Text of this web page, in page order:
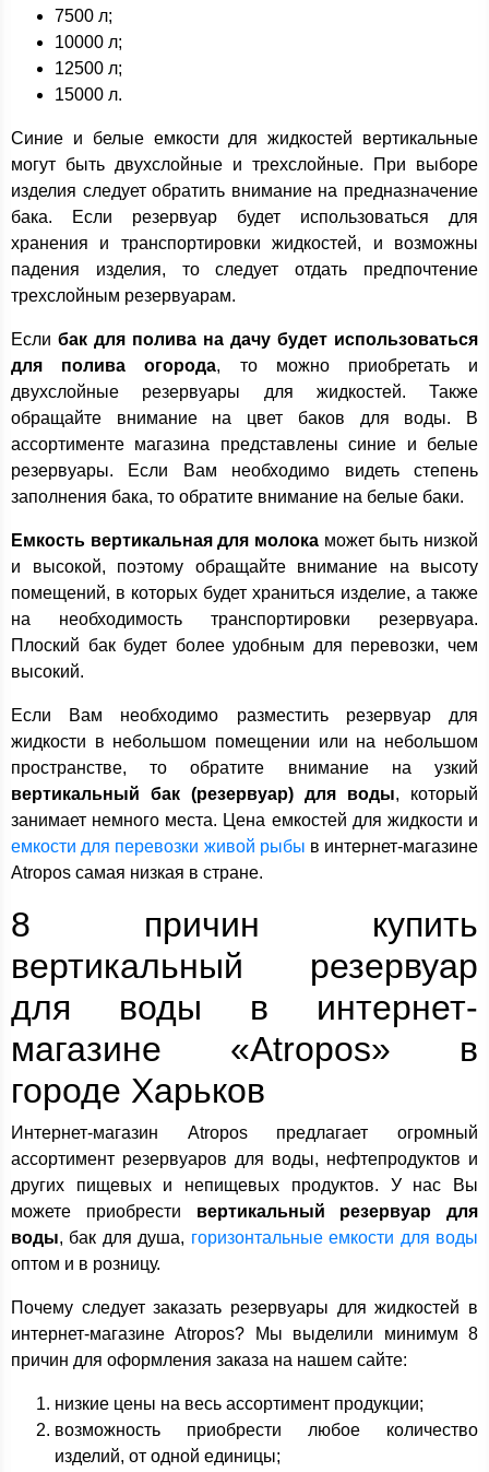
7500 л;
10000 л;
12500 л;
15000 л.
Синие и белые емкости для жидкостей вертикальные
могут быть двухслойные и трехслойные. При выборе
изделия следует обратить внимание на предназначение
бака. Если резервуар будет использоваться для
хранения и транспортировки жидкостей, и возможны
падения изделия, то следует отдать предпочтение
трехслойным резервуарам.
Если бак для полива на дачу будет использоваться
для полива огорода, то можно приобретать и
двухслойные резервуары для жидкостей. Также
обращайте внимание на цвет баков для воды. В
ассортименте магазина представлены синие и белые
резервуары. Если Вам необходимо видеть степень
заполнения бака, то обратите внимание на белые баки.
Емкость вертикальная для молока может быть низкой
и высокой, поэтому обращайте внимание на высоту
помещений, в которых будет храниться изделие, а также
на необходимость транспортировки резервуара.
Плоский бак будет более удобным для перевозки, чем
высокий.
Если Вам необходимо разместить резервуар для
жидкости в небольшом помещении или на небольшом
пространстве, то обратите внимание на узкий
вертикальный бак (резервуар) для воды, который
занимает немного места. Цена емкостей для жидкости и
емкости для перевозки живой рыбы в интернет-магазине
Atropos самая низкая в стране.
8 причин купить
вертикальный резервуар
для воды в интернет-
магазине «Atropos» в
городе Харьков
Интернет-магазин Atropos предлагает огромный
ассортимент резервуаров для воды, нефтепродуктов и
других пищевых и непищевых продуктов. У нас Вы
можете приобрести вертикальный резервуар для
воды, бак для душа, горизонтальные емкости для воды
оптом и в розницу.
Почему следует заказать резервуары для жидкостей в
интернет-магазине Atropos? Мы выделили минимум 8
причин для оформления заказа на нашем сайте:
низкие цены на весь ассортимент продукции;
возможность приобрести любое количество
изделий, от одной единицы;